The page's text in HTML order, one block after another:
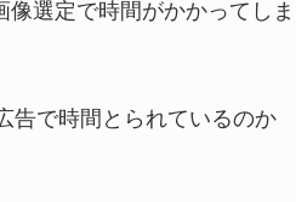
選定で時間がかかってしま
告で時間とられているのか